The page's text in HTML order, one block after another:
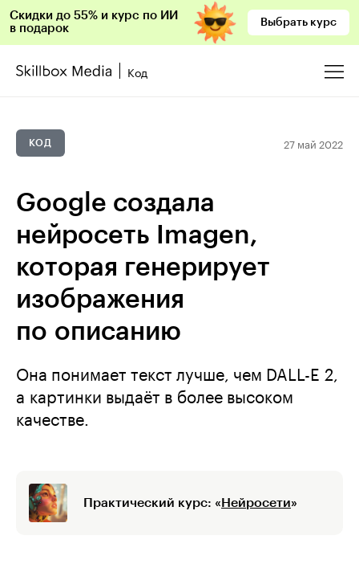
Скидки до 55% и курс по ИИ
в подарок
Выбрать курс
Код
КОД 27 май 2022
Google создала
нейросеть Imagen,
которая генерирует
изображения
по описанию
Она понимает текст лучше, чем DALL-E 2,
а картинки выдаёт в более высоком
качестве.
Практический курс: « Нейросети»